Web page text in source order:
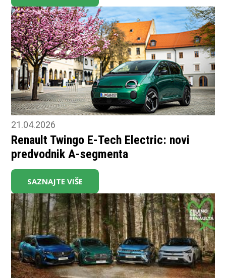
21.04.2026
Renault Twingo E-Tech Electric: novi
predvodnik A-segmenta
SAZNAJTE VIŠE